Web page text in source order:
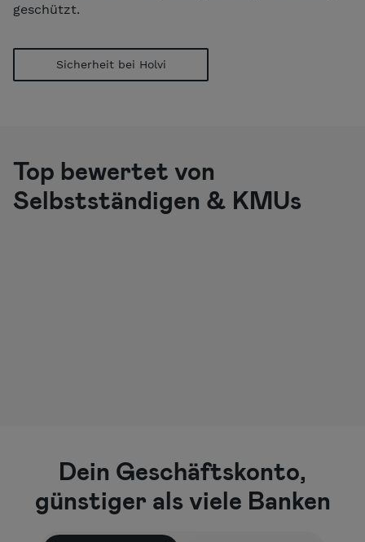
geschützt.
Sicherheit bei Holvi
Top bewertet von
Selbstständigen & KMUs
Dein Geschäftskonto,
günstiger als viele Banken